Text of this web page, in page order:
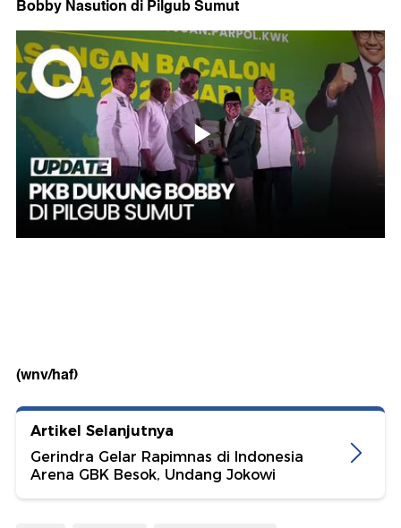
Bobby Nasution di Pilgub Sumut
(wnv/haf)
Artikel Selanjutnya
Gerindra Gelar Rapimnas di Indonesia
Arena GBK Besok, Undang Jokowi